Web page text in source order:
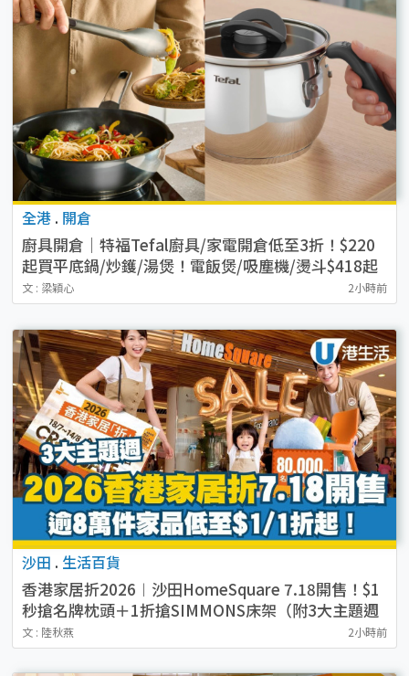
全港 . 開倉
廚具開倉｜特福Tefal廚具/家電開倉低至3折！$220
起買平底鍋/炒鑊/湯煲！電飯煲/吸塵機/燙斗$418起
文 : 梁穎心 2小時前
沙田 . 生活百貨
香港家居折2026︱沙田HomeSquare 7.18開售！$1
秒搶名牌枕頭＋1折搶SIMMONS床架（附3大主題週
必搶清單）
文 : 陸秋燕 2小時前